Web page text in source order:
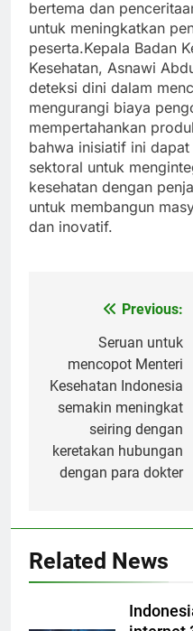
bertema dan
untuk meningkatkan
peserta.Kepala Badan
Kesehatan, Asnawi
deteksi dini dalam
mengurangi biaya
mempertahankan
bahwa inisiatif ini
sektoral untuk
kesehatan dengan
untuk membangun
dan inovatif.
navigation
Previous:
Seruan untuk
mencopot Menteri
Kesehatan Indonesia
semakin meningkat
seiring dengan
keretakan hubungan
dengan para dokter
Related News